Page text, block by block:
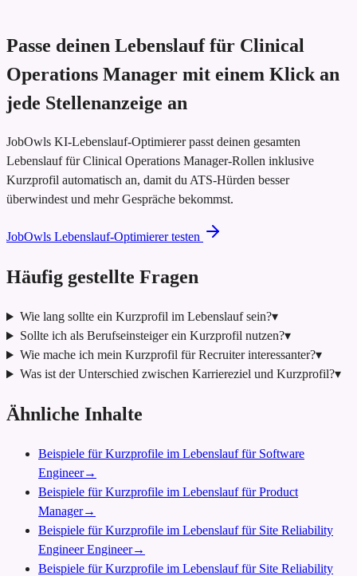
Passe deinen Lebenslauf für Clinical
Operations Manager mit einem Klick an
jede Stellenanzeige an
JobOwls KI-Lebenslauf-Optimierer passt deinen gesamten
Lebenslauf für Clinical Operations Manager-Rollen inklusive
Kurzprofil automatisch an, damit du ATS-Hürden besser
überwindest und mehr Gespräche bekommst.
JobOwls Lebenslauf-Optimierer testen
Häufig gestellte Fragen
Wie lang sollte ein Kurzprofil im Lebenslauf sein?▾
Sollte ich als Berufseinsteiger ein Kurzprofil nutzen?▾
Wie mache ich mein Kurzprofil für Recruiter interessanter?▾
Was ist der Unterschied zwischen Karriereziel und Kurzprofil?▾
Ähnliche Inhalte
Beispiele für Kurzprofile im Lebenslauf für Software
Engineer→
Beispiele für Kurzprofile im Lebenslauf für Product
Manager→
Beispiele für Kurzprofile im Lebenslauf für Site Reliability
Engineer Engineer→
Beispiele für Kurzprofile im Lebenslauf für Site Reliability